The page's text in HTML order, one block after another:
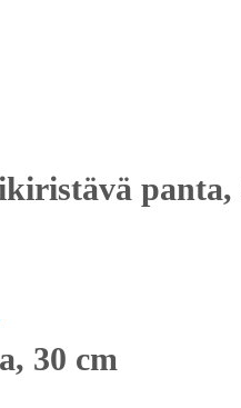
panta,
30 cm